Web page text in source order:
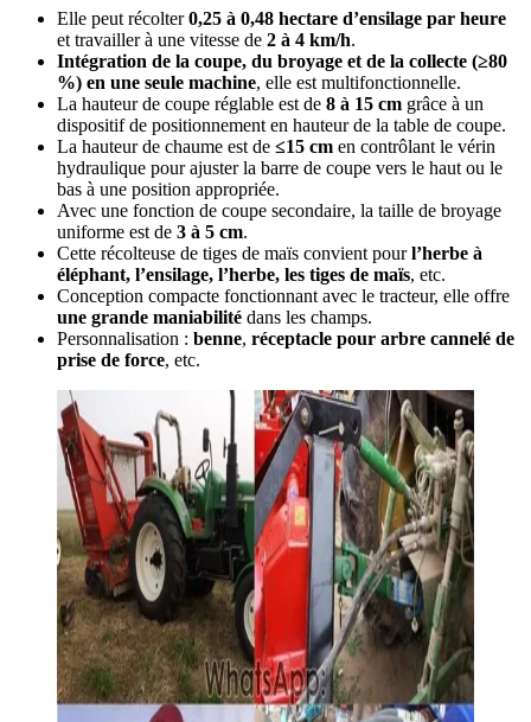
Elle peut récolter0,25 à 0,48 hectare d’ensilage par heure
et travailler à une vitesse de 2 à 4 km/h.
Intégration de la coupe, du broyage et de la collecte (≥80
%) en une seule machine, elle est multifonctionnelle.
La hauteur de coupe réglable est de 8 à 15 cm grâce à un
dispositif de positionnement en hauteur de la table de coupe.
La hauteur de chaume est de ≤15 cm en contrôlant le vérin
hydraulique pour ajuster la barre de coupe vers le haut ou le
bas à une position appropriée.
Avec une fonction de coupe secondaire, la taille de broyage
uniforme est de 3 à 5 cm.
Cette récolteuse de tiges de maïs convient pourl’herbe à
éléphant, l’ensilage, l’herbe, les tiges de maïs, etc.
Conception compacte fonctionnant avec le tracteur, elle offre
une grande maniabilité dans les champs.
Personnalisation : benne, réceptacle pour arbre cannelé de
prise de force, etc.